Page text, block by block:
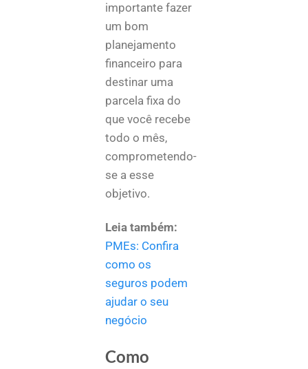
importante fazer
um bom
planejamento
financeiro para
destinar uma
parcela fixa do
que você recebe
todo o mês,
comprometendo-
se a esse
objetivo.
Leia também:
PMEs: Confira
como os
seguros podem
ajudar o seu
negócio
Como